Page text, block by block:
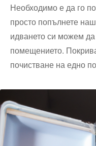
Необходимо е да го
просто попълнете
идването си можем
помещението.
почистване на едно